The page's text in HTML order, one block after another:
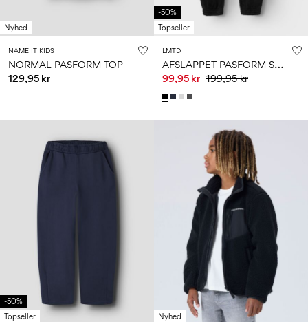
Nyhed
NAME IT KIDS
NORMAL PASFORM TOP
129,95 kr
-50%
Topseller
LMTD
A
FSLAPPET PASFORM SWEATBUKSER
99,95 kr 199,95 kr
-50%
Topseller
Nyhed